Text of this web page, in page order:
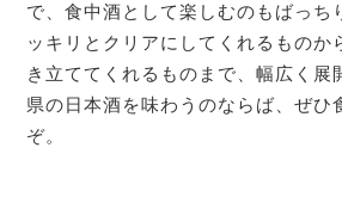
で、食中酒として楽しむのもばっち
ッキリとクリアにしてくれるものか
き立ててくれるものまで、幅広く展
県の日本酒を味わうのならば、ぜひ
ぞ。